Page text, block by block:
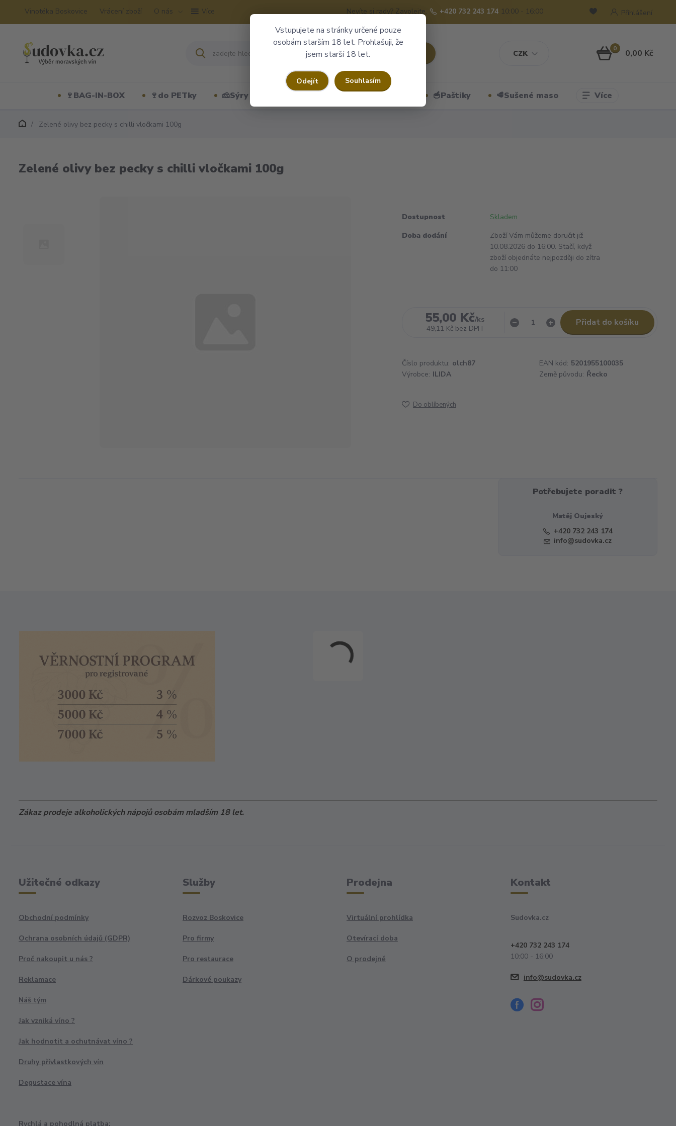
Vstupujete na stránky určené pouze
osobám starším 18 let. Prohlašuji, že
jsem starší 18 let.
Odejít Souhlasím
Vinotéka Boskovice Vrácení zboží O nás Více
CZK
Přihlášení
Nevíte si rady? Zavolejte. +420 732 243 174 10:00 - 16:00
0 0,00 Kč
🍷BAG-IN-BOX 🍷do PETky 🧀Sýry 🥣Paštiky 🥩Sušené maso Více
Zelené olivy bez pecky s chilli vločkami 100g
Zelené olivy bez pecky s chilli vločkami 100g
Dostupnost
Skladem
Doba dodání
Zboží Vám můžeme doručit již
10.08.2026 do 16:00. Stačí, když
zboží objednáte nejpozději do zítra
do 11:00
55,00 Kč/ks
49,11 Kč bez DPH
Přidat do košíku
Číslo produktu: olch87 EAN kód: 5201955100035
Výrobce: ILIDA Země původu: Řecko
Do oblíbených
Potřebujete poradit ?
Matěj Oujeský
+420 732 243 174
info@sudovka.cz
Zákaz prodeje alkoholických nápojů osobám mladším 18 let.
Užitečné odkazy
Obchodní podmínky
Ochrana osobních údajů (GDPR)
Proč nakoupit u nás ?
Reklamace
Náš tým
Jak vzniká víno ?
Jak hodnotit a ochutnávat víno ?
Druhy přívlastkových vín
Degustace vína
Rychlá a pohodlná platba:
Služby
Rozvoz Boskovice
Pro firmy
Pro restaurace
Dárkové poukazy
Prodejna
Virtuální prohlídka
Otevírací doba
O prodejně
Kontakt
Sudovka.cz
+420 732 243 174
10:00 - 16:00
info@sudovka.cz